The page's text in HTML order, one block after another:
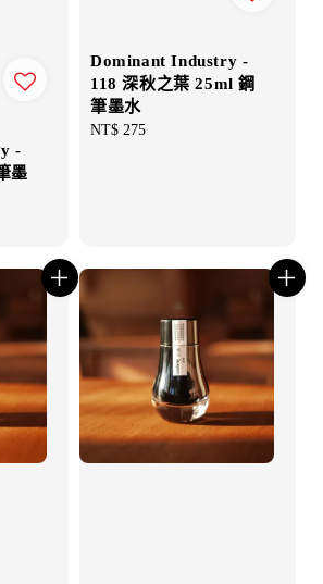
-
墨
Dominant Industry -
118 深秋之葉 25ml 鋼
筆墨水
Regular
NT$ 275